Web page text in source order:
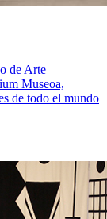
de Arte
Museoa,
de todo el mundo